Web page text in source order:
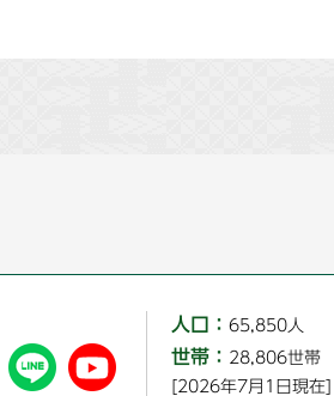
人口： 65,850人
世帯： 28,806世帯
[2026年7月1日現在]